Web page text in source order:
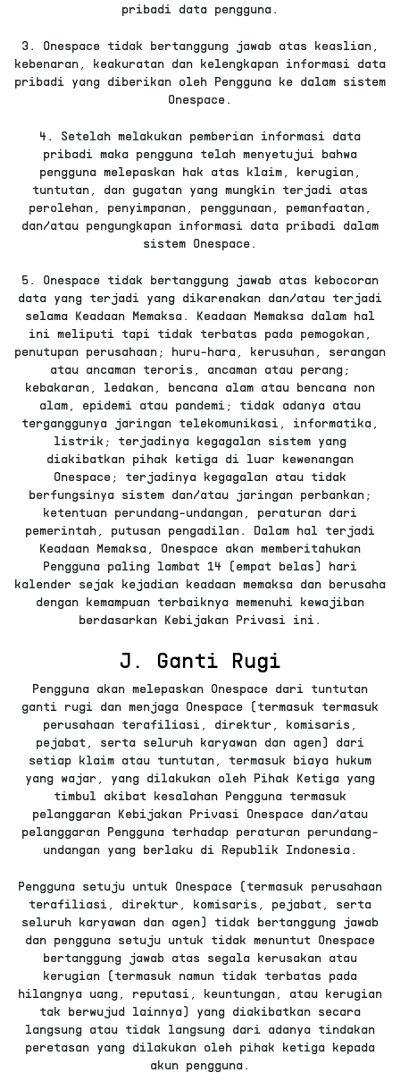
pribadi data pengguna.
3. Onespace tidak bertanggung jawab atas keaslian,
kebenaran, keakuratan dan kelengkapan informasi data
pribadi yang diberikan oleh Pengguna ke dalam sistem
Onespace.
4. Setelah melakukan pemberian informasi data
pribadi maka pengguna telah menyetujui bahwa
pengguna melepaskan hak atas klaim, kerugian,
tuntutan, dan gugatan yang mungkin terjadi atas
perolehan, penyimpanan, penggunaan, pemanfaatan,
dan/atau pengungkapan informasi data pribadi dalam
sistem Onespace.
5. Onespace tidak bertanggung jawab atas kebocoran
data yang terjadi yang dikarenakan dan/atau terjadi
selama Keadaan Memaksa. Keadaan Memaksa dalam hal
ini meliputi tapi tidak terbatas pada pemogokan,
penutupan perusahaan; huru-hara, kerusuhan, serangan
atau ancaman teroris, ancaman atau perang;
kebakaran, ledakan, bencana alam atau bencana non
alam, epidemi atau pandemi; tidak adanya atau
terganggunya jaringan telekomunikasi, informatika,
listrik; terjadinya kegagalan sistem yang
diakibatkan pihak ketiga di luar kewenangan
Onespace; terjadinya kegagalan atau tidak
berfungsinya sistem dan/atau jaringan perbankan;
ketentuan perundang-undangan, peraturan dari
pemerintah, putusan pengadilan. Dalam hal terjadi
Keadaan Memaksa, Onespace akan memberitahukan
Pengguna paling lambat 14 (empat belas) hari
kalender sejak kejadian keadaan memaksa dan berusaha
dengan kemampuan terbaiknya memenuhi kewajiban
berdasarkan Kebijakan Privasi ini.
J. Ganti Rugi
Pengguna akan melepaskan Onespace dari tuntutan
ganti rugi dan menjaga Onespace (termasuk termasuk
perusahaan terafiliasi, direktur, komisaris,
pejabat, serta seluruh karyawan dan agen) dari
setiap klaim atau tuntutan, termasuk biaya hukum
yang wajar, yang dilakukan oleh Pihak Ketiga yang
timbul akibat kesalahan Pengguna termasuk
pelanggaran Kebijakan Privasi Onespace dan/atau
pelanggaran Pengguna terhadap peraturan perundang-
undangan yang berlaku di Republik Indonesia.
Pengguna setuju untuk Onespace (termasuk perusahaan
terafiliasi, direktur, komisaris, pejabat, serta
seluruh karyawan dan agen) tidak bertanggung jawab
dan pengguna setuju untuk tidak menuntut Onespace
bertanggung jawab atas segala kerusakan atau
kerugian (termasuk namun tidak terbatas pada
hilangnya uang, reputasi, keuntungan, atau kerugian
tak berwujud lainnya) yang diakibatkan secara
langsung atau tidak langsung dari adanya tindakan
peretasan yang dilakukan oleh pihak ketiga kepada
akun pengguna.